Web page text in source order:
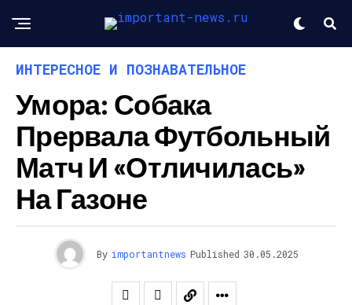
ИНТЕРЕСНОЕ И ПОЗНАВАТЕЛЬНОЕ
Умора: Собака
Прервала Футбольный
Матч И «отличилась»
На Газоне
By importantnews Published 30.05.2025